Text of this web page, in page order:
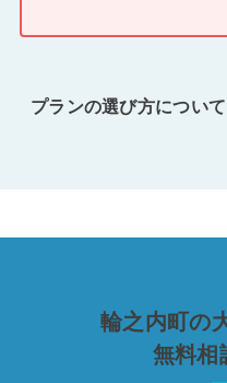
プランの選び方について
輪之内町の
無料相